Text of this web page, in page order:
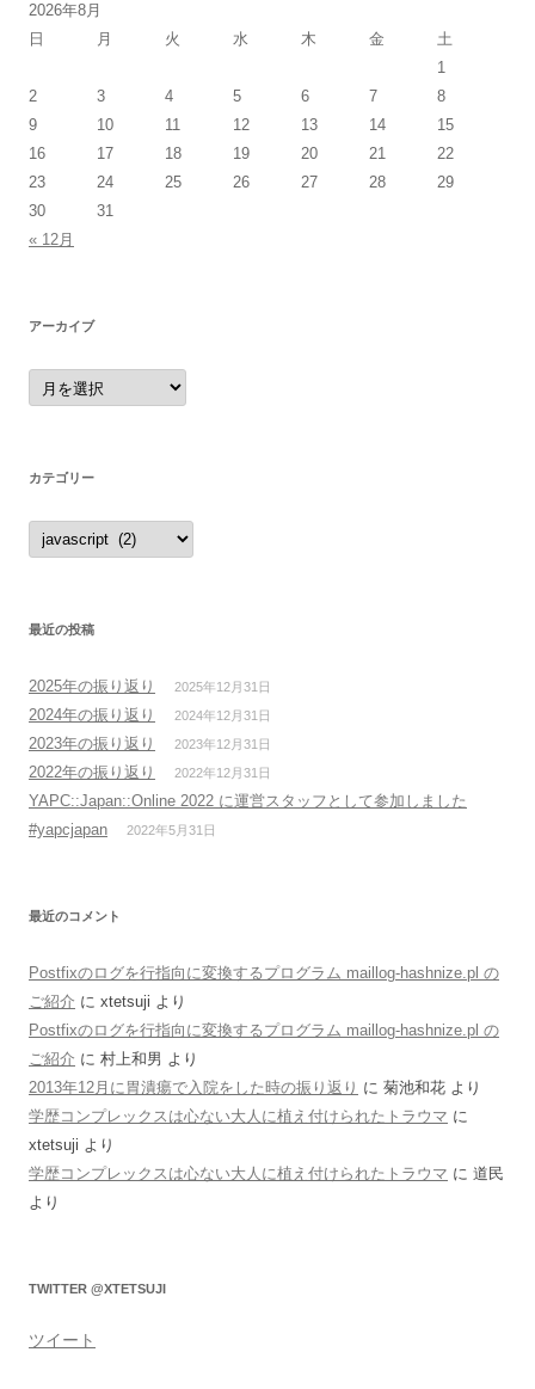
2026年8月
日
月 火 水 木 金
土
1
2
3 4 5 6 7
8
9
10 11 12 13 14
15
16
17 18 19 20 21
22
23
24 25 26 27 28
29
30
31
« 12月
アーカイブ
ア
ー
カ
カテゴリー
カ
テ
ゴ
最近の投稿
2025年の振り返り 2025年12月31日
2024年の振り返り 2024年12月31日
2023年の振り返り 2023年12月31日
2022年の振り返り 2022年12月31日
YAPC::Japan::Online 2022 に運営スタッフとして参加しました
#yapcjapan
2022年5月31日
最近のコメント
Postfixのログを行指向に変換するプログラム maillog-hashnize.pl の
ご紹介 に xtetsuji より
Postfixのログを行指向に変換するプログラム maillog-hashnize.pl の
ご紹介 に 村上和男 より
2013年12月に胃潰瘍で入院をした時の振り返り に 菊池和花 より
学歴コンプレックスは心ない大人に植え付けられたトラウマ に
xtetsuji より
学歴コンプレックスは心ない大人に植え付けられたトラウマ に 道民
より
TWITTER @XTETSUJI
ツイート